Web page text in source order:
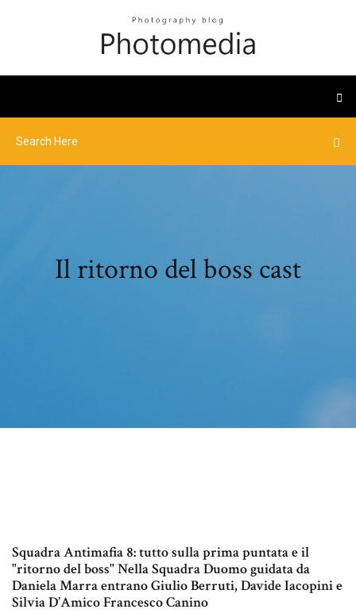
Il ritorno del boss cast
Squadra Antimafia 8: tutto sulla prima puntata e il
"ritorno del boss" Nella Squadra Duomo guidata da
Daniela Marra entrano Giulio Berruti, Davide Iacopini e
Silvia D’Amico Francesco Canino